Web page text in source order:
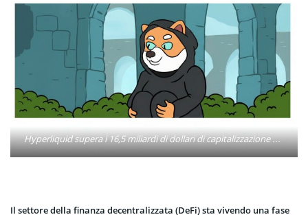
Hyperliquid supera i 16,5 miliardi di dollari di capitalizzazione dopo il rally di HYPE, mentre la Layer 3 LiquidChain oltrepassa gli 880.000 dollari in prevendita, attirando l'interesse degli investitori DeFi.
Il settore della finanza decentralizzata (DeFi) sta vivendo una fase